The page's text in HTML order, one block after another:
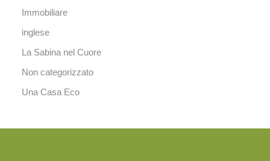
Immobiliare
inglese
La Sabina nel Cuore
Non categorizzato
Una Casa Eco